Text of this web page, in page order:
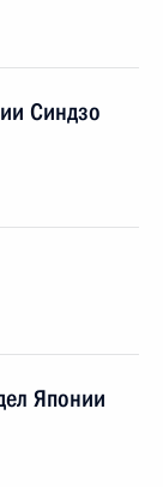
Синдзо
Японии